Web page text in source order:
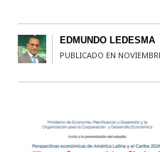
EDMUNDO LEDESMA
PUBLICADO EN